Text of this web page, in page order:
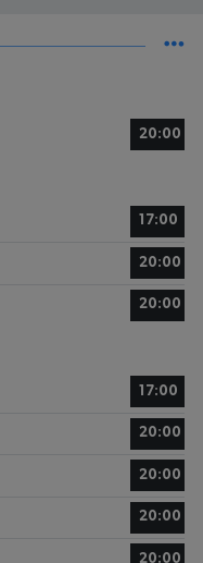
20:00
17:00
20:00
20:00
17:00
20:00
20:00
20:00
20:00